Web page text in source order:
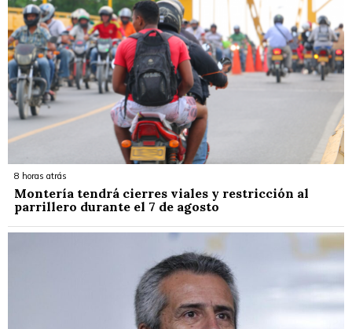
8 horas atrás
Montería tendrá cierres viales y restricción al
parrillero durante el 7 de agosto